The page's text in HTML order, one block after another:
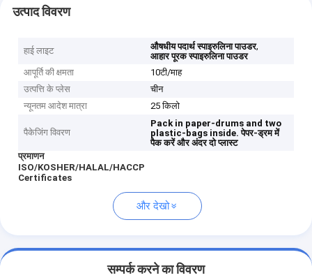
उत्पाद विवरण
हाई लाइट औषधीय पदार्थ स्पाइरुलिना पाउडर,
आहार पूरक स्पाइरुलिना पाउडर
आपूर्ति की क्षमता
10टी/माह
उत्पत्ति के प्लेस
चीन
न्यूनतम आदेश मात्रा
25 किलो
पैकेजिंग विवरण
Pack in paper-drums and two
plastic-bags inside. पेपर-ड्रम में
पैक करें और अंदर दो प्लास्ट
प्रमाणन
ISO/KOSHER/HALAL/HACCP
Certificates
और देखो
सम्पर्क करने का विवरण